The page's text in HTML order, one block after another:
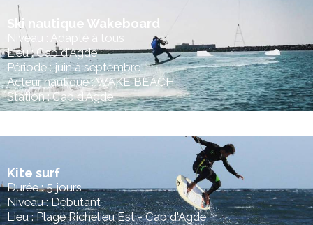
Ski nautique Wakeboard
Niveau : Adapté à tous
Lieu : Cap d'Agde
Période : juin à septembre
Acteur nautique : WAKE BEACH
Station : Cap d'Agde
Kite surf
Durée : 5 jours
Niveau : Débutant
Lieu : Plage Richelieu Est - Cap d'Agde